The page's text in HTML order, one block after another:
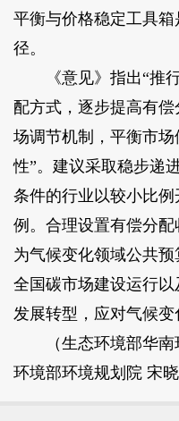
平衡与价格稳定工具
径。
《意见》指出“推行
配方式，逐步提高有
场调节机制，平衡市
性”。建议采取稳步递
条件的行业以较小比
例。合理设置有偿分
为气候变化领域公共
全国碳市场建设运行
发展转型，应对气候变
（生态环境部华南
环境部环境规划院 宋